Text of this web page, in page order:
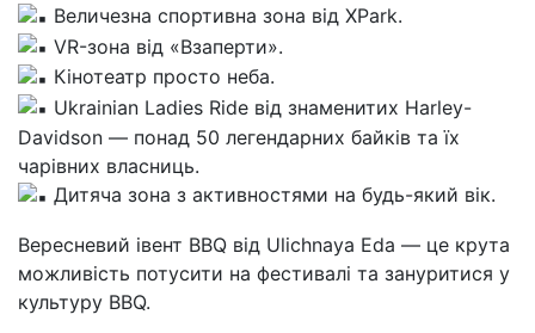
Величезна спортивна зона від XPark.
VR-зона від «Взаперти».
Кінотеатр просто неба.
Ukrainian Ladies Ride від знаменитих Harley-
Davidson — понад 50 легендарних байків та їх
чарівних власниць.
Дитяча зона з активностями на будь-який вік.
Вересневий івент BBQ від Ulichnaya Eda — це крута
можливість потусити на фестивалі та зануритися у
культуру BBQ.